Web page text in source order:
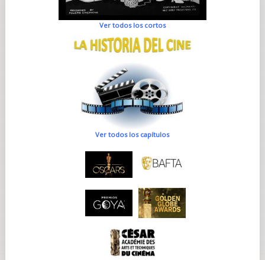
Ver todos los cortos
Ver todos los capítulos